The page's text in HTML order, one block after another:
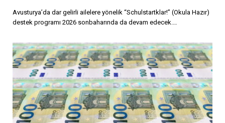
Avusturya’da dar gelirli ailelere yönelik “Schulstartklar!” (Okula Hazır)
destek programı 2026 sonbaharında da devam edecek.…